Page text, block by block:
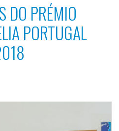
DO PRÉMIO
PORTUGAL